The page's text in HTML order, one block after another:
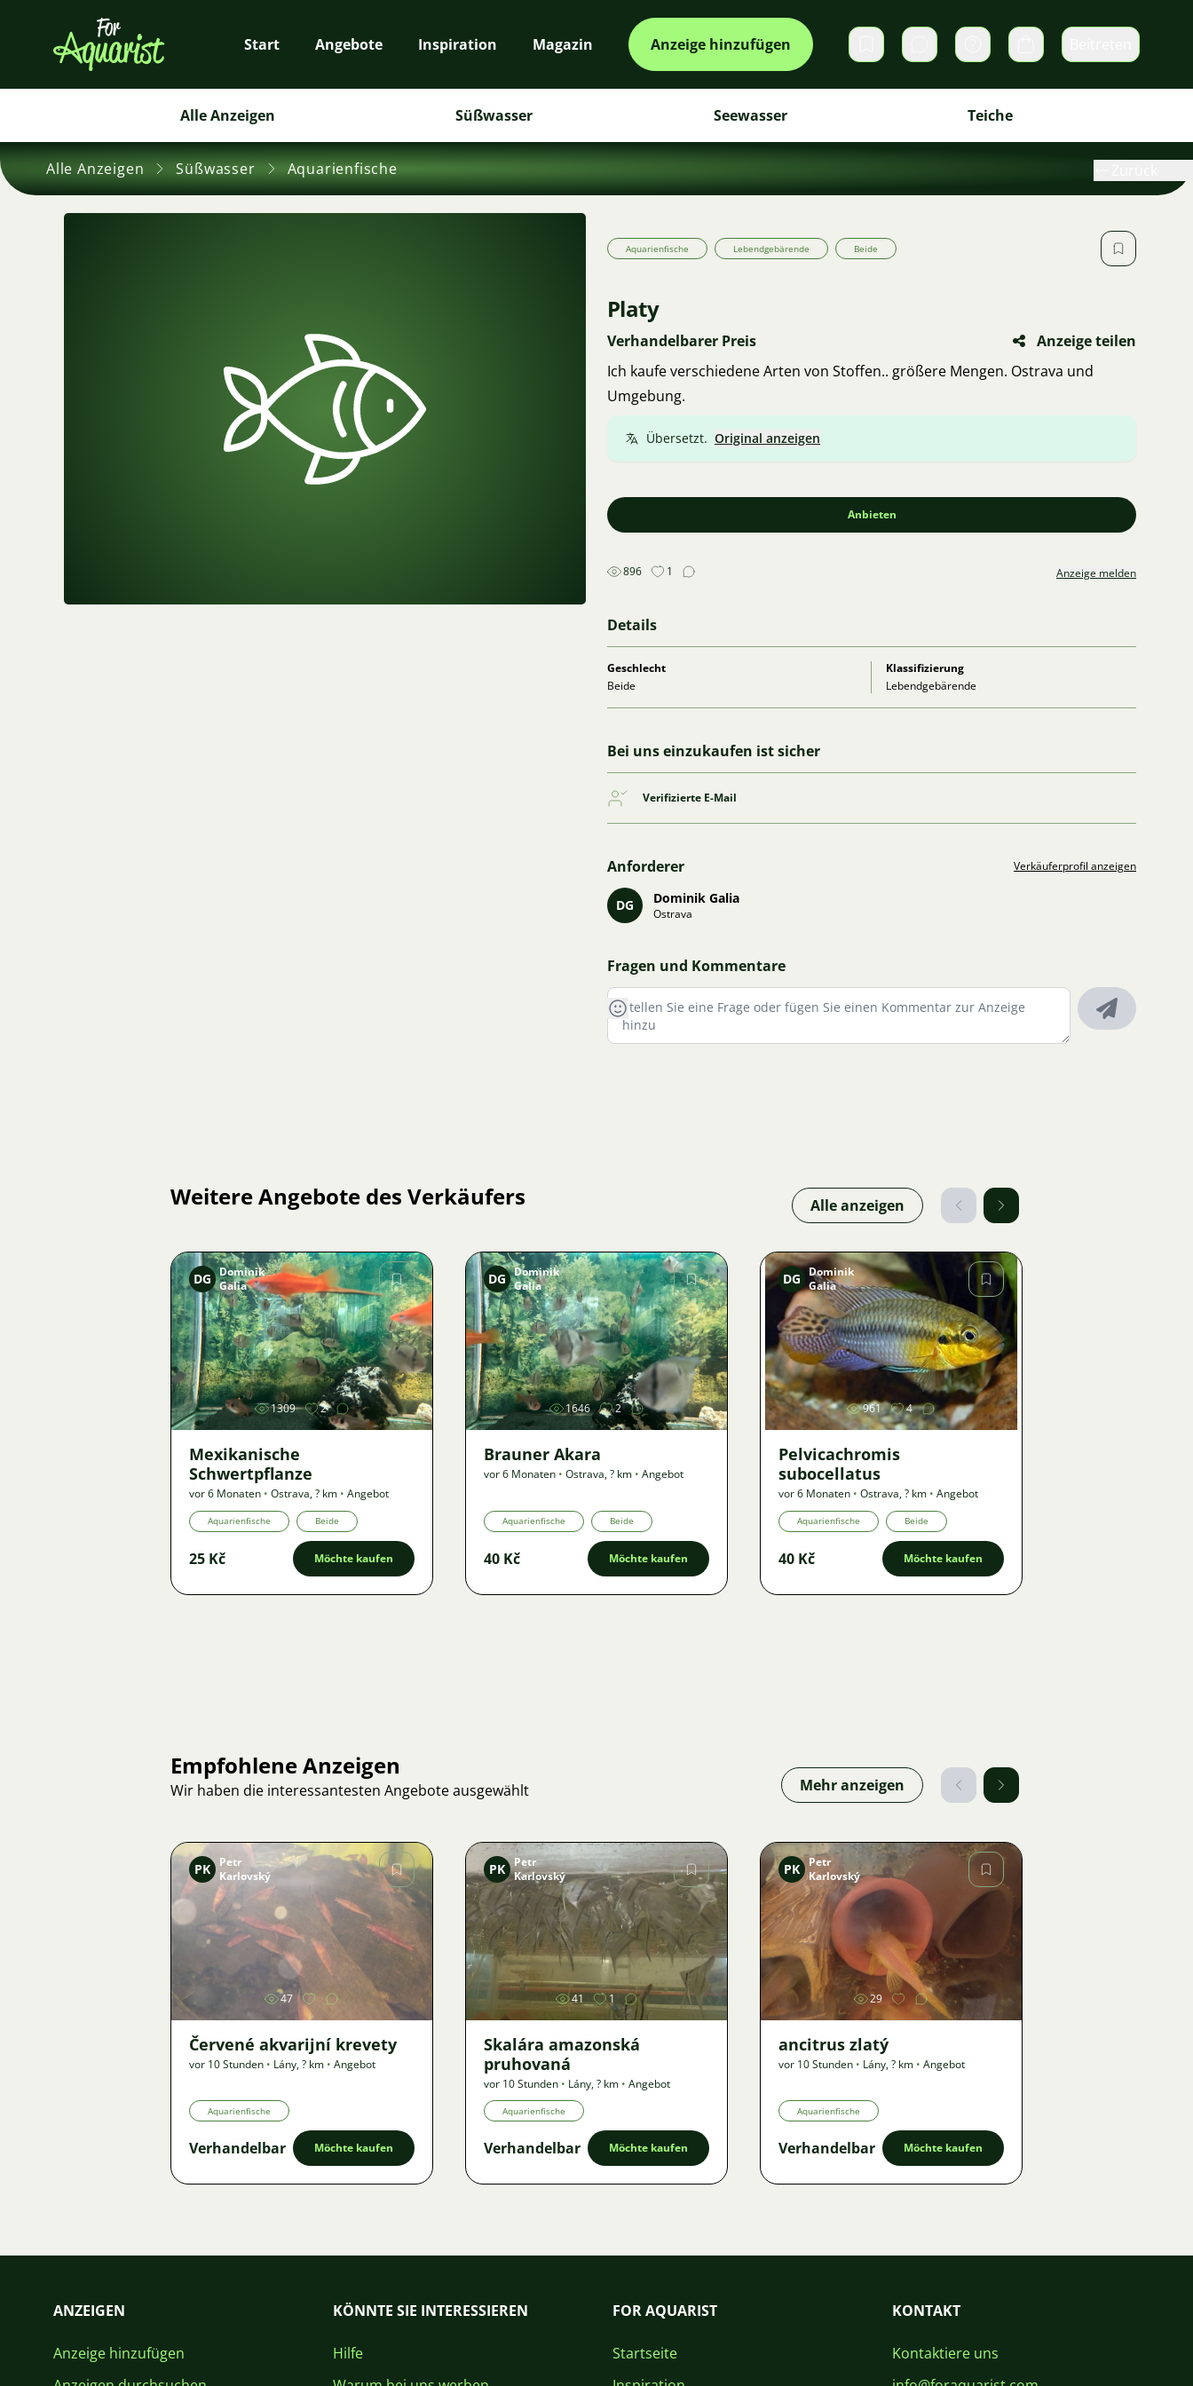
Start Angebote Inspiration Magazin Anzeige hinzufügen DirektnachrichtenWarenkorb
Alle Anzeigen Süßwasser Seewasser Teiche
Alle Anzeigen Süßwasser Aquarienfische
Aquarienfische Lebendgebärende Beide
Platy
Verhandelbarer Preis
Anzeige teilen
Ich kaufe verschiedene Arten von Stoffen.. größere Mengen. Ostrava und
Umgebung.
Übersetzt. Original anzeigen
Anbieten
896 1 Anzeige melden
Details
Geschlecht
Beide
Klassifizierung
Lebendgebärende
Bei uns einzukaufen ist sicher
Verifizierte E-Mail
Anforderer Verkäuferprofil anzeigen
DG Dominik Galia
Ostrava
Fragen und Kommentare
Weitere Angebote des Verkäufers Alle anzeigen
Bild
DG Dominik
Galia
1309 2
Mexikanische
Schwertpflanze
vor 6 Monaten • Ostrava,? km • Angebot
Aquarienfische Beide
25 Kč Möchte kaufen
Bild
DG Dominik
Galia
1646 2
Brauner Akara
vor 6 Monaten • Ostrava,? km • Angebot
Aquarienfische Beide
40 Kč Möchte kaufen
Bild
DG
Dominik
Galia
961 4
Pelvicachromis
subocellatus
vor 6 Monaten • Ostrava,? km • Angebot
Aquarienfische Beide
40 Kč Möchte kaufen
Empfohlene Anzeigen
Wir haben die interessantesten Angebote ausgewählt Mehr anzeigen
Bild
PK
Petr
Karlovský
47
Červené akvarijní krevety
vor 10 Stunden • Lány,? km • Angebot
Aquarienfische
Verhandelbar Möchte kaufen
Bild
PK
Petr
Karlovský
41 1
Skalára amazonská
pruhovaná
vor 10 Stunden • Lány,? km • Angebot
Aquarienfische
Verhandelbar Möchte kaufen
Bild
PK
Petr
Karlovský
29
ancitrus zlatý
vor 10 Stunden • Lány,? km • Angebot
Aquarienfische
Verhandelbar Möchte kaufen
ANZEIGEN
Anzeige hinzufügen
KÖNNTE SIE INTERESSIEREN
Hilfe
FOR AQUARIST
Startseite
KONTAKT
Kontaktiere uns